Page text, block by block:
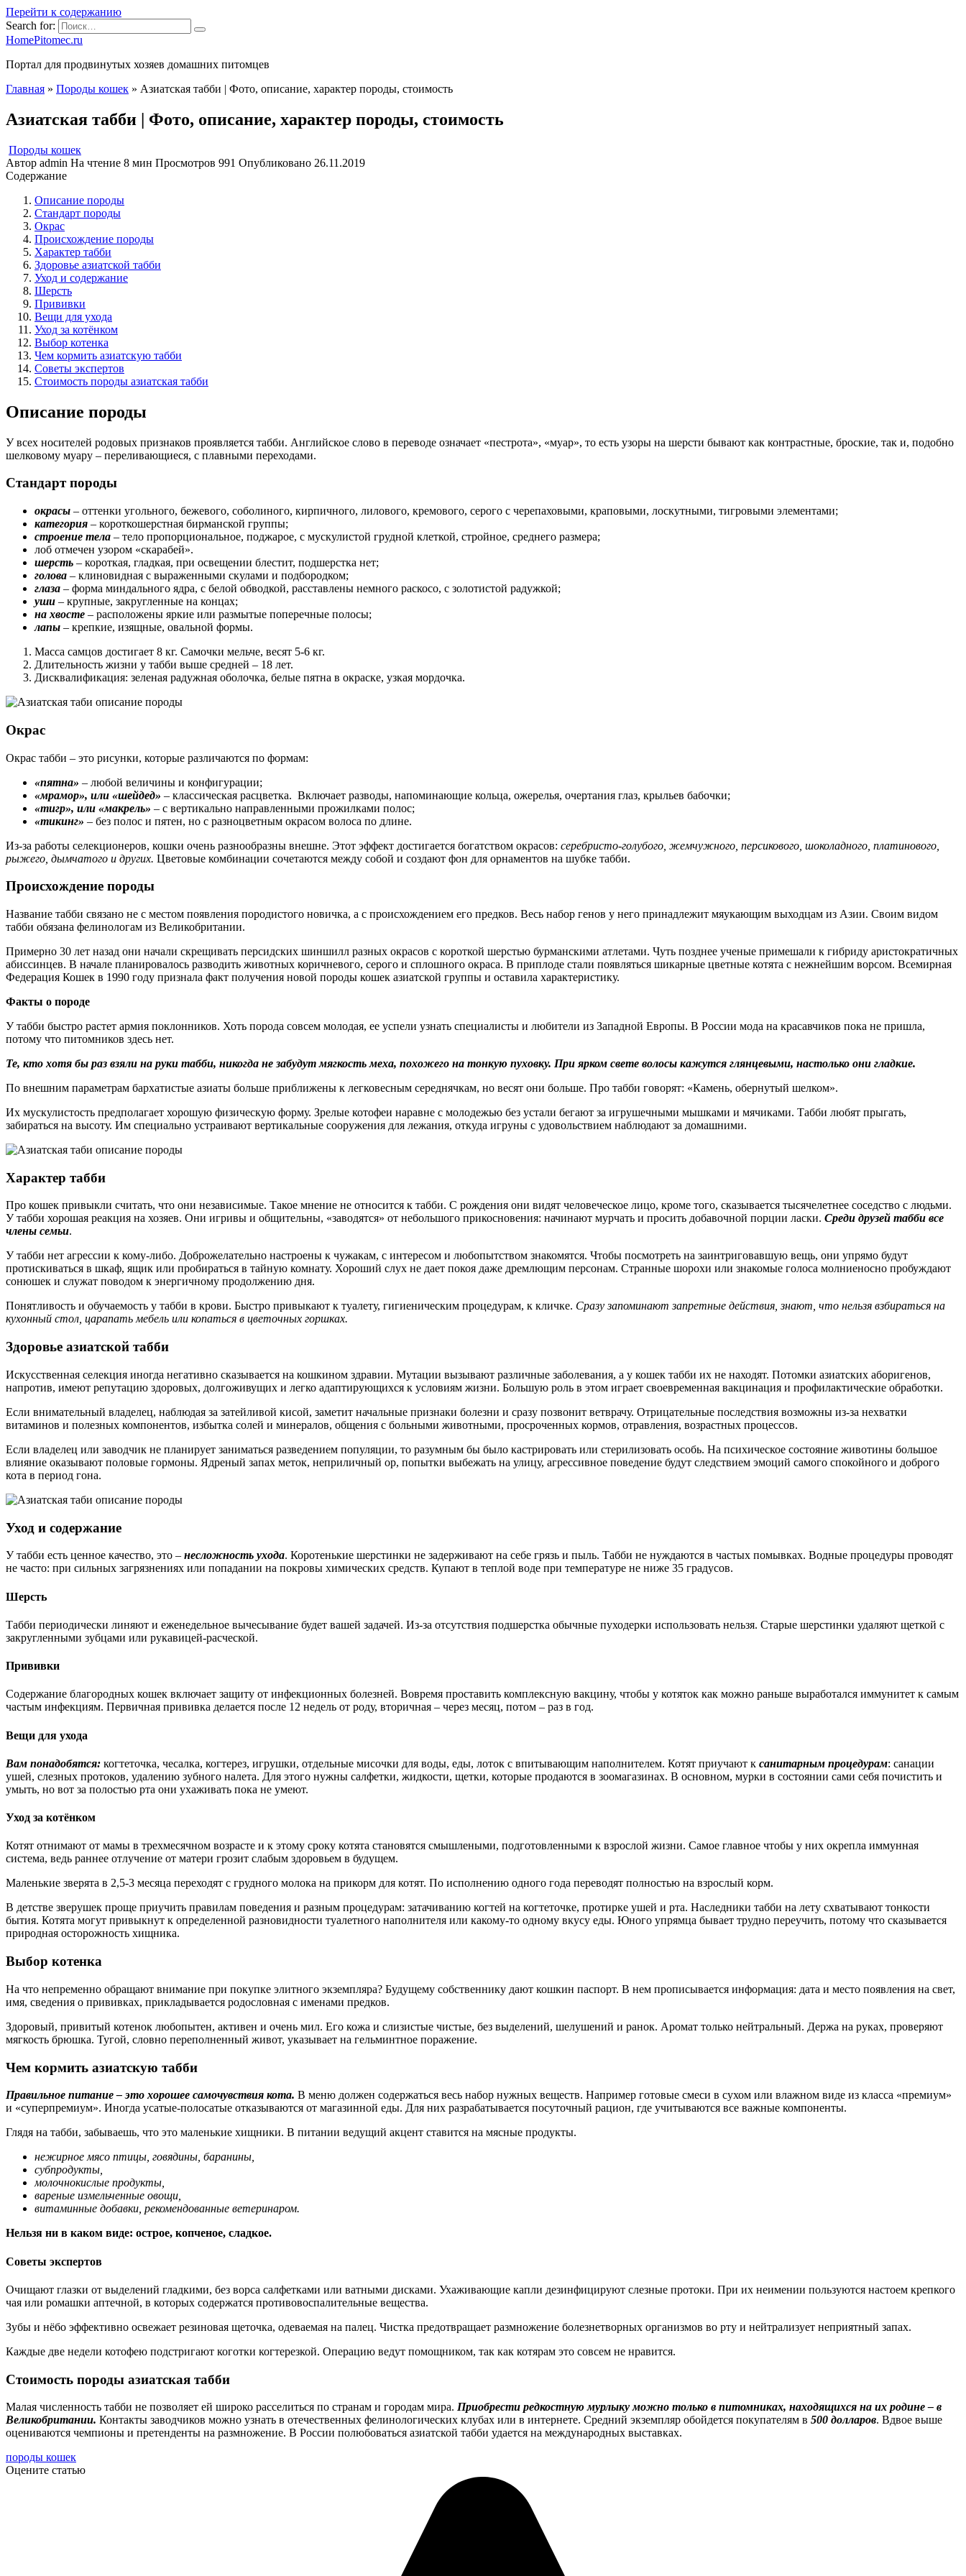
Перейти к содержанию
Search for:
HomePitomec.ru
Портал для продвинутых хозяев домашних питомцев
Главная » Породы кошек » Азиатская табби | Фото, описание, характер породы, стоимость
Азиатская табби | Фото, описание, характер породы, стоимость
Породы кошек
Автор admin На чтение 8 мин Просмотров 991 Опубликовано 26.11.2019
Содержание
Описание породы
Стандарт породы
Окрас
Происхождение породы
Характер табби
Здоровье азиатской табби
Уход и содержание
Шерсть
Прививки
Вещи для ухода
Уход за котёнком
Выбор котенка
Чем кормить азиатскую табби
Советы экспертов
Стоимость породы азиатская табби
Описание породы
У всех носителей родовых признаков проявляется табби. Английское слово в переводе означает «пестрота», «муар», то есть узоры на шерсти бывают как контрастные, броские, так и, подобно
шелковому муару – переливающиеся, с плавными переходами.
Стандарт породы
окрасы – оттенки угольного, бежевого, соболиного, кирпичного, лилового, кремового, серого с черепаховыми, краповыми, лоскутными, тигровыми элементами;
категория – короткошерстная бирманской группы;
строение тела – тело пропорциональное, поджарое, с мускулистой грудной клеткой, стройное, среднего размера;
лоб отмечен узором «скарабей».
шерсть – короткая, гладкая, при освещении блестит, подшерстка нет;
голова – клиновидная с выраженными скулами и подбородком;
глаза – форма миндального ядра, с белой обводкой, расставлены немного раскосо, с золотистой радужкой;
уши – крупные, закругленные на концах;
на хвосте – расположены яркие или размытые поперечные полосы;
лапы – крепкие, изящные, овальной формы.
Масса самцов достигает 8 кг. Самочки мельче, весят 5-6 кг.
Длительность жизни у табби выше средней – 18 лет.
Дисквалификация: зеленая радужная оболочка, белые пятна в окраске, узкая мордочка.
Окрас
Окрас табби – это рисунки, которые различаются по формам:
«пятна» – любой величины и конфигурации;
«мрамор», или «шейдед» – классическая расцветка. Включает разводы, напоминающие кольца, ожерелья, очертания глаз, крыльев бабочки;
«тигр», или «макрель» – с вертикально направленными прожилками полос;
«тикинг» – без полос и пятен, но с разноцветным окрасом волоса по длине.
Из-за работы селекционеров, кошки очень разнообразны внешне. Этот эффект достигается богатством окрасов: серебристо-голубого, жемчужного, персикового, шоколадного, платинового,
рыжего, дымчатого и других. Цветовые комбинации сочетаются между собой и создают фон для орнаментов на шубке табби.
Происхождение породы
Название табби связано не с местом появления породистого новичка, а с происхождением его предков. Весь набор генов у него принадлежит мяукающим выходцам из Азии. Своим видом
табби обязана фелинологам из Великобритании.
Примерно 30 лет назад они начали скрещивать персидских шиншилл разных окрасов с короткой шерстью бурманскими атлетами. Чуть позднее ученые примешали к гибриду аристократичных
абиссинцев. В начале планировалось разводить животных коричневого, серого и сплошного окраса. В приплоде стали появляться шикарные цветные котята с нежнейшим ворсом. Всемирная
Федерация Кошек в 1990 году признала факт получения новой породы кошек азиатской группы и оставила характеристику.
Факты о породе
У табби быстро растет армия поклонников. Хоть порода совсем молодая, ее успели узнать специалисты и любители из Западной Европы. В России мода на красавчиков пока не пришла,
потому что питомников здесь нет.
Те, кто хотя бы раз взяли на руки табби, никогда не забудут мягкость меха, похожего на тонкую пуховку. При ярком свете волосы кажутся глянцевыми, настолько они гладкие.
По внешним параметрам бархатистые азиаты больше приближены к легковесным середнячкам, но весят они больше. Про табби говорят: «Камень, обернутый шелком».
Их мускулистость предполагает хорошую физическую форму. Зрелые котофеи наравне с молодежью без устали бегают за игрушечными мышками и мячиками. Табби любят прыгать,
забираться на высоту. Им специально устраивают вертикальные сооружения для лежания, откуда игруны с удовольствием наблюдают за домашними.
Характер табби
Про кошек привыкли считать, что они независимые. Такое мнение не относится к табби. С рождения они видят человеческое лицо, кроме того, сказывается тысячелетнее соседство с людьми.
У табби хорошая реакция на хозяев. Они игривы и общительны, «заводятся» от небольшого прикосновения: начинают мурчать и просить добавочной порции ласки. Среди друзей табби все
члены семьи.
У табби нет агрессии к кому-либо. Доброжелательно настроены к чужакам, с интересом и любопытством знакомятся. Чтобы посмотреть на заинтриговавшую вещь, они упрямо будут
протискиваться в шкаф, ящик или пробираться в тайную комнату. Хороший слух не дает покоя даже дремлющим персонам. Странные шорохи или знакомые голоса молниеносно пробуждают
сонюшек и служат поводом к энергичному продолжению дня.
Понятливость и обучаемость у табби в крови. Быстро привыкают к туалету, гигиеническим процедурам, к кличке. Сразу запоминают запретные действия, знают, что нельзя взбираться на
кухонный стол, царапать мебель или копаться в цветочных горшках.
Здоровье азиатской табби
Искусственная селекция иногда негативно сказывается на кошкином здравии. Мутации вызывают различные заболевания, а у кошек табби их не находят. Потомки азиатских аборигенов,
напротив, имеют репутацию здоровых, долгоживущих и легко адаптирующихся к условиям жизни. Большую роль в этом играет своевременная вакцинация и профилактические обработки.
Если внимательный владелец, наблюдая за затейливой кисой, заметит начальные признаки болезни и сразу позвонит ветврачу. Отрицательные последствия возможны из-за нехватки
витаминов и полезных компонентов, избытка солей и минералов, общения с больными животными, просроченных кормов, отравления, возрастных процессов.
Если владелец или заводчик не планирует заниматься разведением популяции, то разумным бы было кастрировать или стерилизовать особь. На психическое состояние животины большое
влияние оказывают половые гормоны. Ядреный запах меток, неприличный ор, попытки выбежать на улицу, агрессивное поведение будут следствием эмоций самого спокойного и доброго
кота в период гона.
Уход и содержание
У табби есть ценное качество, это – несложность ухода. Коротенькие шерстинки не задерживают на себе грязь и пыль. Табби не нуждаются в частых помывках. Водные процедуры проводят
не часто: при сильных загрязнениях или попадании на покровы химических средств. Купают в теплой воде при температуре не ниже 35 градусов.
Шерсть
Табби периодически линяют и еженедельное вычесывание будет вашей задачей. Из-за отсутствия подшерстка обычные пуходерки использовать нельзя. Старые шерстинки удаляют щеткой с
закругленными зубцами или рукавицей-расческой.
Прививки
Содержание благородных кошек включает защиту от инфекционных болезней. Вовремя проставить комплексную вакцину, чтобы у котяток как можно раньше выработался иммунитет к самым
частым инфекциям. Первичная прививка делается после 12 недель от роду, вторичная – через месяц, потом – раз в год.
Вещи для ухода
Вам понадобятся: когтеточка, чесалка, когтерез, игрушки, отдельные мисочки для воды, еды, лоток с впитывающим наполнителем. Котят приучают к санитарным процедурам: санации
ушей, слезных протоков, удалению зубного налета. Для этого нужны салфетки, жидкости, щетки, которые продаются в зоомагазинах. В основном, мурки в состоянии сами себя почистить и
умыть, но вот за полостью рта они ухаживать пока не умеют.
Уход за котёнком
Котят отнимают от мамы в трехмесячном возрасте и к этому сроку котята становятся смышлеными, подготовленными к взрослой жизни. Самое главное чтобы у них окрепла иммунная
система, ведь раннее отлучение от матери грозит слабым здоровьем в будущем.
Маленькие зверята в 2,5-3 месяца переходят с грудного молока на прикорм для котят. По исполнению одного года переводят полностью на взрослый корм.
В детстве зверушек проще приучить правилам поведения и разным процедурам: затачиванию когтей на когтеточке, протирке ушей и рта. Наследники табби на лету схватывают тонкости
бытия. Котята могут привыкнут к определенной разновидности туалетного наполнителя или какому-то одному вкусу еды. Юного упрямца бывает трудно переучить, потому что сказывается
природная осторожность хищника.
Выбор котенка
На что непременно обращают внимание при покупке элитного экземпляра? Будущему собственнику дают кошкин паспорт. В нем прописывается информация: дата и место появления на свет,
имя, сведения о прививках, прикладывается родословная с именами предков.
Здоровый, привитый котенок любопытен, активен и очень мил. Его кожа и слизистые чистые, без выделений, шелушений и ранок. Аромат только нейтральный. Держа на руках, проверяют
мягкость брюшка. Тугой, словно переполненный живот, указывает на гельминтное поражение.
Чем кормить азиатскую табби
Правильное питание – это хорошее самочувствия кота. В меню должен содержаться весь набор нужных веществ. Например готовые смеси в сухом или влажном виде из класса «премиум»
и «суперпремиум». Иногда усатые-полосатые отказываются от магазинной еды. Для них разрабатывается посуточный рацион, где учитываются все важные компоненты.
Глядя на табби, забываешь, что это маленькие хищники. В питании ведущий акцент ставится на мясные продукты.
нежирное мясо птицы, говядины, баранины,
субпродукты,
молочнокислые продукты,
вареные измельченные овощи,
витаминные добавки, рекомендованные ветеринаром.
Нельзя ни в каком виде: острое, копченое, сладкое.
Советы экспертов
Очищают глазки от выделений гладкими, без ворса салфетками или ватными дисками. Ухаживающие капли дезинфицируют слезные протоки. При их неимении пользуются настоем крепкого
чая или ромашки аптечной, в которых содержатся противовоспалительные вещества.
Зубы и нёбо эффективно освежает резиновая щеточка, одеваемая на палец. Чистка предотвращает размножение болезнетворных организмов во рту и нейтрализует неприятный запах.
Каждые две недели котофею подстригают коготки когтерезкой. Операцию ведут помощником, так как котярам это совсем не нравится.
Стоимость породы азиатская табби
Малая численность табби не позволяет ей широко расселиться по странам и городам мира. Приобрести редкостную мурлыку можно только в питомниках, находящихся на их родине – в
Великобритании. Контакты заводчиков можно узнать в отечественных фелинологических клубах или в интернете. Средний экземпляр обойдется покупателям в 500 долларов. Вдвое выше
оцениваются чемпионы и претенденты на размножение. В России полюбоваться азиатской табби удается на международных выставках.
породы кошек
Оцените статью